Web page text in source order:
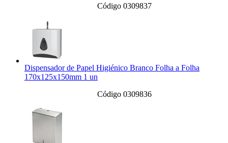
Código 0309837
Dispensador de Papel Higiénico Branco Folha a Folha
170x125x150mm 1 un
Código 0309836